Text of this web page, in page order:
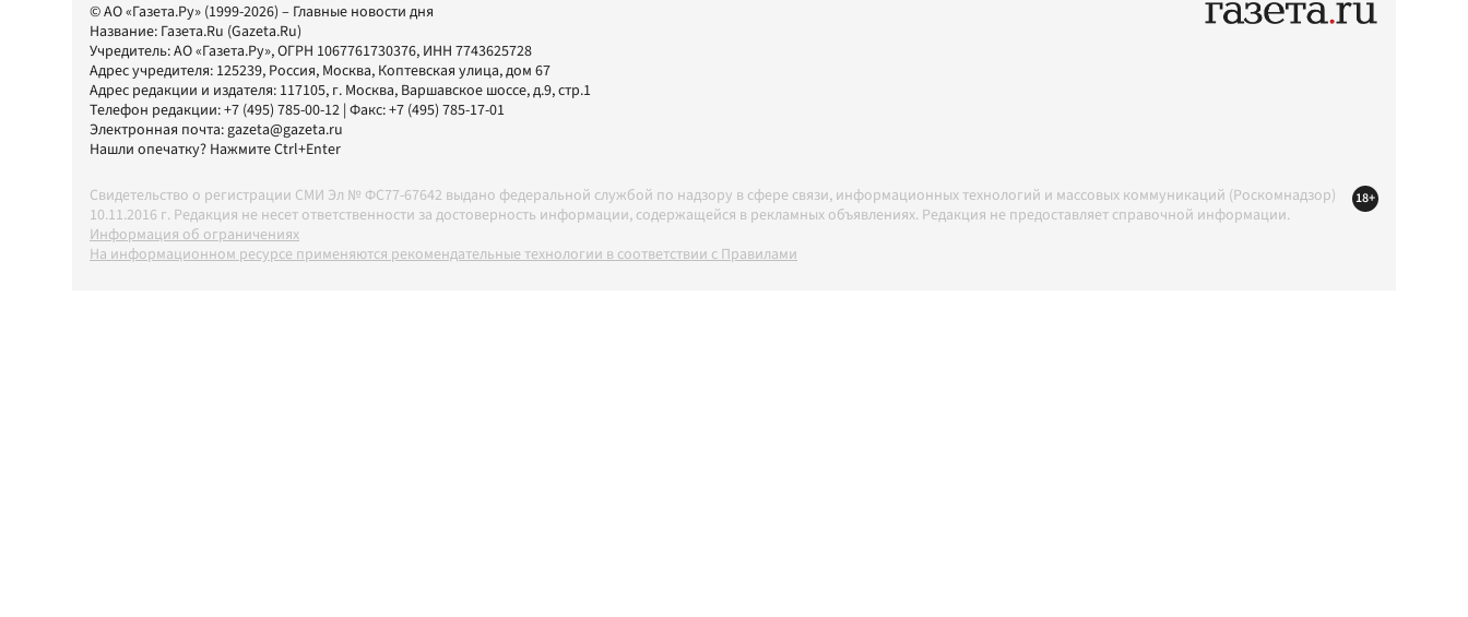
© АО «Газета.Ру» (1999-2026) – Главные новости дня
Название: Газета.Ru (Gazeta.Ru)
Учредитель:АО «Газета.Ру», ОГРН 1067761730376, ИНН 7743625728
Адрес учредителя: 125239, Россия, Москва, Коптевская улица, дом 67
Адрес редакции и издателя: 117105, г. Москва, Варшавское шоссе, д.9, стр.1
Телефон редакции:+7 (495) 785-00-12 | Факс:+7 (495) 785-17-01
Электронная почта:gazeta@gazeta.ru
Нашли опечатку? Нажмите Ctrl+Enter
Свидетельство о регистрации СМИ Эл № ФС77-67642 выдано федеральной службой по надзору в сфере связи, информационных технологий и массовых коммуникаций (Роскомнадзор)
10.11.2016 г. Редакция не несет ответственности за достоверность информации, содержащейся в рекламных объявлениях. Редакция не предоставляет справочной информации.
Информация об ограничениях
На информационном ресурсе применяются рекомендательные технологии в соответствии с Правилами
18+